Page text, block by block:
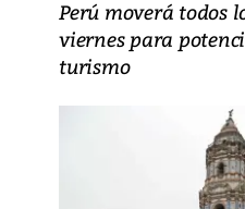
Perú moverá todos
viernes para
turismo